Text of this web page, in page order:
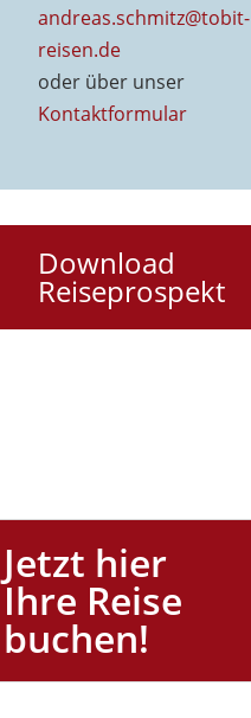
andreas.schmitz@tobit-
reisen.de
oder über unser
Kontaktformular
Download
Reiseprospekt
Jetzt hier
Ihre Reise
buchen!